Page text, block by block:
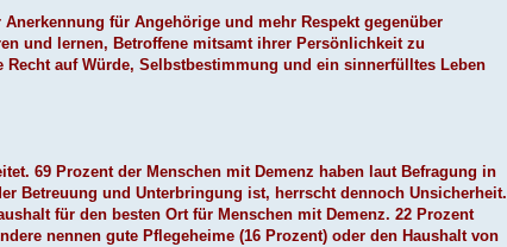
für Angehörige und mehr Respekt gegenüber
und lernen, Betroffene mitsamt ihrer Persönlichkeit zu
auf Würde, Selbstbestimmung und ein sinnerfülltes Leben
69 Prozent der Menschen mit Demenz haben laut Befragung in
Betreuung und Unterbringung ist, herrscht dennoch Unsicherheit.
für den besten Ort für Menschen mit Demenz. 22 Prozent
nennen gute Pflegeheime (16 Prozent) oder den Haushalt von